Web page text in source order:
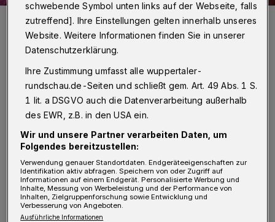
Mitten zwischen Blumen und Kerzen am Gedenkort für die Solinger
Opfer steht da plötzlich das Bild des Kollegen.
Foto: privat
Von Sabine Maguire
A Gedenkstätte am Solinger Fronhof steht,
kann er es nicht fassen: Auf dem gerahmten
Bild, das jemand dort aufgestellt hat, erkennt
schwebende Symbol unten links auf der Webseite, falls
zutreffend]. Ihre Einstellungen gelten innerhalb unseres
Website. Weitere Informationen finden Sie in unserer
Datenschutzerklärung.
Ihre Zustimmung umfasst alle wuppertaler-
rundschau.de-Seiten und schließt gem. Art. 49 Abs. 1 S.
1 lit. a DSGVO auch die Datenverarbeitung außerhalb
des EWR, z.B. in den USA ein.
Wir und unsere Partner verarbeiten Daten, um
Folgendes bereitzustellen:
Verwendung genauer Standortdaten. Endgeräteeigenschaften zur
Identifikation aktiv abfragen. Speichern von oder Zugriff auf
Informationen auf einem Endgerät. Personalisierte Werbung und
Inhalte, Messung von Werbeleistung und der Performance von
Inhalten, Zielgruppenforschung sowie Entwicklung und
Verbesserung von Angeboten.
Ausführliche Informationen